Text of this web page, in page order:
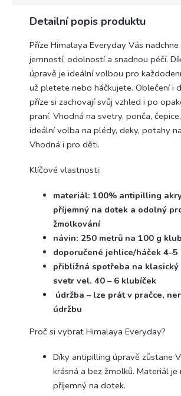
Detailní popis produktu
Příze Himalaya Everyday Vás nadchne
jemností, odolností a snadnou péčí.
úpravě je ideální volbou pro
už pletete nebo háčkujete. Oblečení i
příze si zachovají svůj vzhled i po
praní. Vhodná na svetry, ponča,
ideální volba na plédy, deky, potahy
Vhodná i pro děti.
Klíčové vlastnosti:
materiál: 100% antipilling
příjemný na dotek a odolný
žmolkování
návin: 250 metrů na 100 g
doporučené jehlice/háček 4–5
přibližná spotřeba na
svetr vel. 40 – 6 klubíček
údržba – lze prát v pračce,
údržbu
Proč si vybrat Himalaya Everyday?
Díky antipilling úpravě zůstane
krásná a bez žmolků. Materiál je
příjemný na dotek.